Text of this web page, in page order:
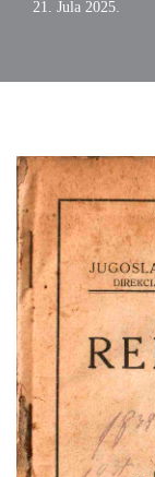
21. Jula 2025.